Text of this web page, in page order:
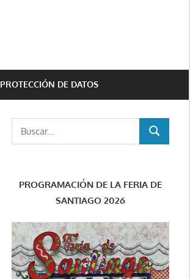
PROTECCIÓN DE DATOS
BUSCAR
PROGRAMACIÓN DE LA FERIA DE
SANTIAGO 2026